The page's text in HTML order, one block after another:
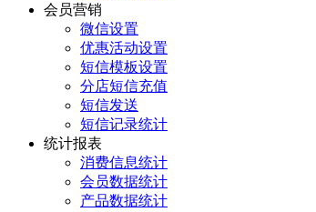
会员营销
微信设置
优惠活动设置
短信模板设置
分店短信充值
短信发送
短信记录统计
统计报表
消费信息统计
会员数据统计
产品数据统计